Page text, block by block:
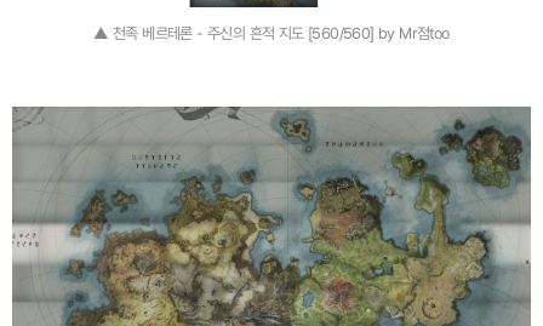
▲ 천족 베르테론 - 주신의 흔적 지도 [560/560] by Mr점too